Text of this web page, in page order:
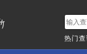
热门查